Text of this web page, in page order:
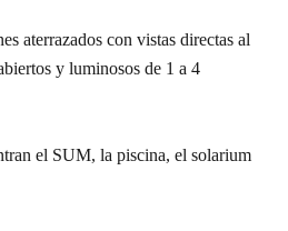
aterrazados con vistas directas al
y luminosos de 1 a 4
el SUM, la piscina, el solarium